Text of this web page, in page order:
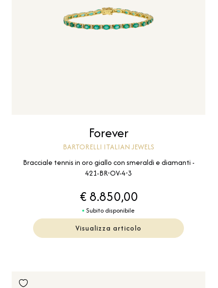
Forever
BARTORELLI ITALIAN JEWELS
Bracciale tennis in oro giallo con smeraldi e diamanti -
421-BR-OV-4-3
€ 8.850,00
Subito disponibile
Visualizza articolo